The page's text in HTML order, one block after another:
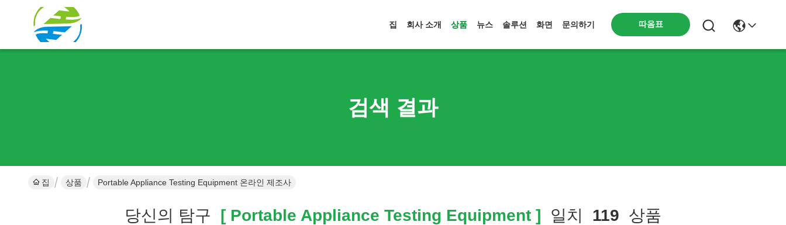
집 회사 소개 상품 뉴스 솔루션 화면 문의하기 따옴표
검색 결과
집 상품 Portable Appliance Testing Equipment 온라인 제조사
당신의 탐구 [ Portable Appliance Testing Equipment ] 일치 119 상품